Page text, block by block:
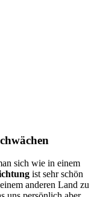
sich wie in einem
ist sehr schön
anderen Land zu